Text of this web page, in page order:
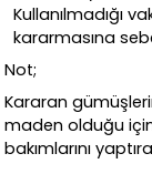
Kullanılmadığı
kararmasına
Not;
Kararan
maden olduğu
bakımlarını